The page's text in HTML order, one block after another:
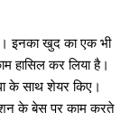
इनका खुद का एक भी
हासिल कर लिया है।
के साथ शेयर किए।
के बेस पर काम करते